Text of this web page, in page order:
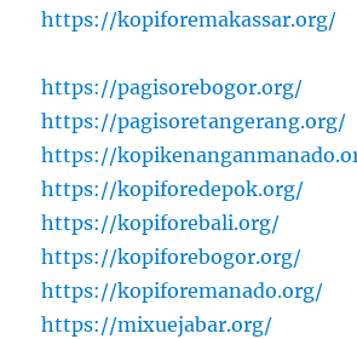
https://kopiforemakassar.org/
https://pagisorebogor.org/
https://pagisoretangerang.org/
https://
https://kopiforedepok.org/
https://kopiforebali.org/
https://kopiforebogor.org/
https://kopiforemanado.org/
https://mixuejabar.org/